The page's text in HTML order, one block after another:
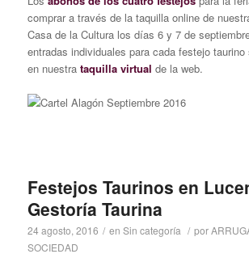
comprar a través de la taquilla online de
Casa de la Cultura los días 6 y 7 de
entradas individuales para cada festejo taurino
en nuestra taquilla virtual de la web.
Festejos Taurinos en
Gestoría Taurina
24 agosto, 2016 / en Sin categoría / por
SOCIEDAD